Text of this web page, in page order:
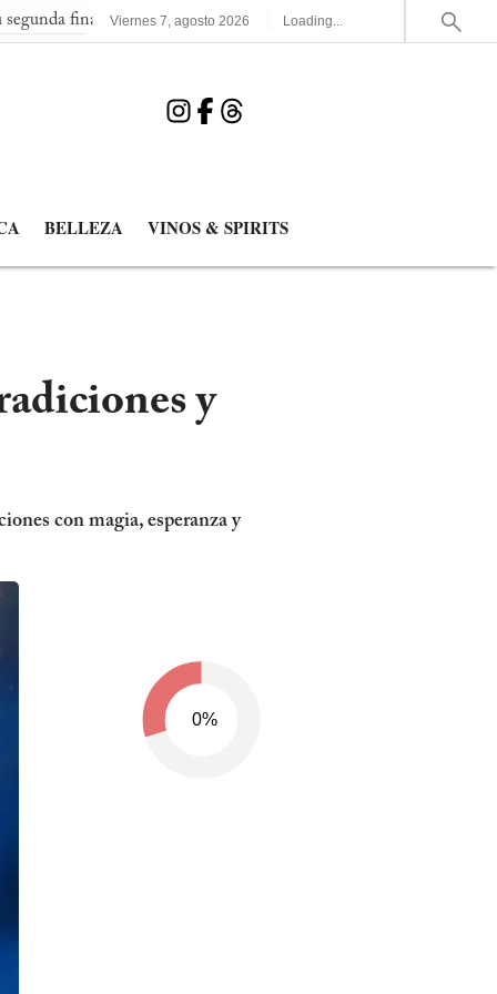
del Mundial España elimina a Francia y jugará
Viernes 7,agosto 2026 Loading...
BELLEZA VINOS & SPIRITS
y
con magia, esperanza y
0%